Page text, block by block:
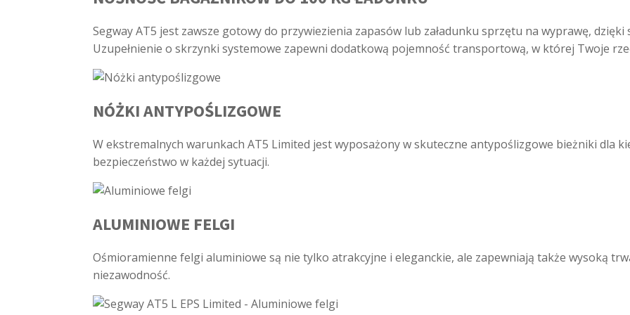
Segway AT5 jest zawsze gotowy do przywiezienia zapasów lub załadunku sprzętu na wyprawę,
Uzupełnienie o skrzynki systemowe zapewni dodatkową pojemność transportową, w której Twoje
NÓŻKI ANTYPOŚLIZGOWE
W ekstremalnych warunkach AT5 Limited jest wyposażony w skuteczne antypoślizgowe bieżniki dla
bezpieczeństwo w każdej sytuacji.
ALUMINIOWE FELGI
Ośmioramienne felgi aluminiowe są nie tylko atrakcyjne i eleganckie, ale zapewniają także wysoką
niezawodność.